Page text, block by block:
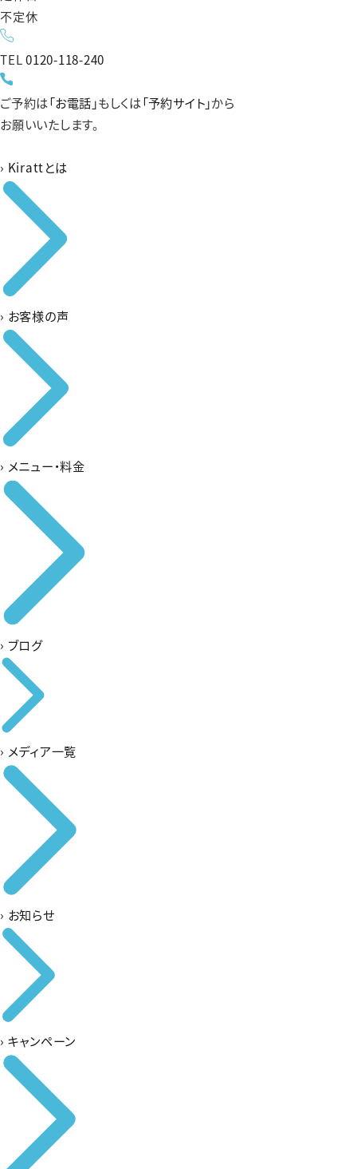
不定休
TEL0120-118-240
ご予約は「お電話」もしくは「予約サイト」から
お願いいたします。
› Kirattとは
› お客様の声
› メニュー・料金
› ブログ
› メディア一覧
› お知らせ
› キャンペーン